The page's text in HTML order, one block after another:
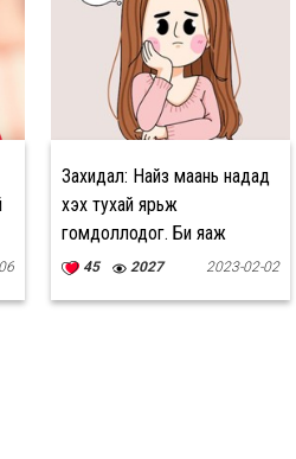
Захидал: Найз маань надад
үхэх тухай ярьж
гомдоллодог. Би яаж
туслах вэ?
45 2027 2023-02-02